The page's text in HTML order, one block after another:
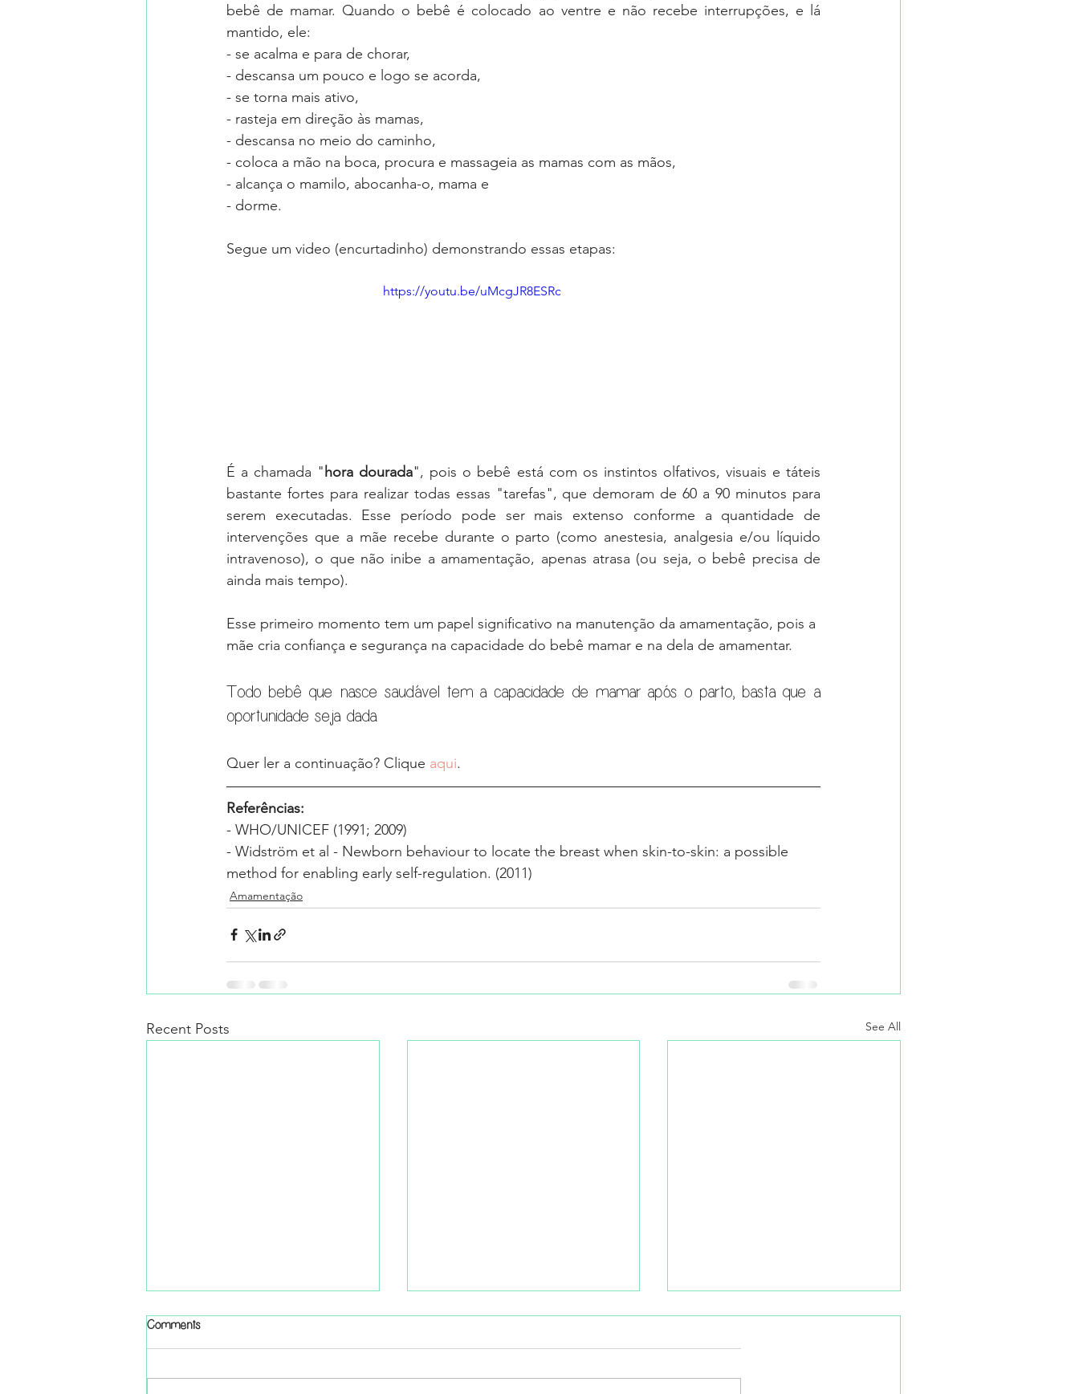
bebê de mamar. Quando o bebê é colocado ao ventre e não recebe interrupções, e lá
mantido, ele:
- se acalma e para de chorar,
- descansa um pouco e logo se acorda,
- se torna mais ativo,
- rasteja em direção às mamas,
- descansa no meio do caminho,
- coloca a mão na boca, procura e massageia as mamas com as mãos,
- alcança o mamilo, abocanha-o, mama e
- dorme.
Segue um video (encurtadinho) demonstrando essas etapas:
https://youtu.be/uMcgJR8ESRc
É a chamada "hora dourada", pois o bebê está com os instintos olfativos, visuais e táteis
bastante fortes para realizar todas essas "tarefas", que demoram de 60 a 90 minutos para
serem executadas. Esse período pode ser mais extenso conforme a quantidade de
intervenções que a mãe recebe durante o parto (como anestesia, analgesia e/ou líquido
intravenoso), o que não inibe a amamentação, apenas atrasa (ou seja, o bebê precisa de
ainda mais tempo).
Esse primeiro momento tem um papel significativo na manutenção da amamentação, pois a
mãe cria confiança e segurança na capacidade do bebê mamar e na dela de amamentar.
Todo bebê que nasce saudável tem a capacidade de mamar após o parto, basta que a
oportunidade seja dada.
Quer ler a continuação? Clique aqui.
Referências:
- WHO/UNICEF (1991; 2009)
- Widström et al - Newborn behaviour to locate the breast when skin-to-skin: a possible
method for enabling early self-regulation. (2011)
Amamentação
Recent Posts See All
Comments